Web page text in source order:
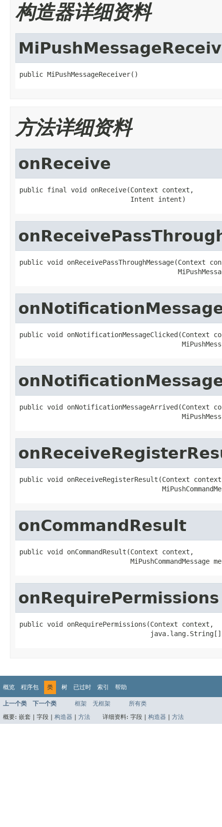
构造器详细资料
public MiPushMessageReceiver()
方法详细资料
onReceive
public final void onReceive(Context context,
                            Intent intent)
public void onReceivePassThroughMessage(Context
public void onNotificationMessageClicked(Context
public void onNotificationMessageArrived(Context
public void onReceiveRegisterResult(Context
onCommandResult
public void onCommandResult(Context context,
MiPushCommandMessage
onRequirePermissions
public void onRequirePermissions(Context context,
概览 程序包 类 树 已过时 索引 帮助
上一个类 下一个类 框架 无框架
所有类
概要: 嵌套 | 字段 | 构造器 方法 详细资料: 字段 | 构造器 方法